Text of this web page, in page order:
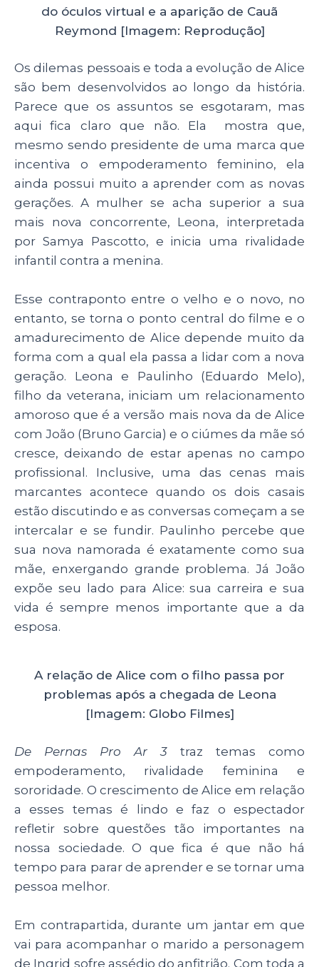
do óculos virtual e a aparição de Cauã
Reymond [Imagem: Reprodução]
Os dilemas pessoais e toda a evolução de Alice
são bem desenvolvidos ao longo da história.
Parece que os assuntos se esgotaram, mas
aqui fica claro que não. Ela mostra que,
mesmo sendo presidente de uma marca que
incentiva o empoderamento feminino, ela
ainda possui muito a aprender com as novas
gerações. A mulher se acha superior a sua
mais nova concorrente, Leona, interpretada
por Samya Pascotto, e inicia uma rivalidade
infantil contra a menina.
Esse contraponto entre o velho e o novo, no
entanto, se torna o ponto central do filme e o
amadurecimento de Alice depende muito da
forma com a qual ela passa a lidar com a nova
geração. Leona e Paulinho (Eduardo Melo),
filho da veterana, iniciam um relacionamento
amoroso que é a versão mais nova da de Alice
com João (Bruno Garcia) e o ciúmes da mãe só
cresce, deixando de estar apenas no campo
profissional. Inclusive, uma das cenas mais
marcantes acontece quando os dois casais
estão discutindo e as conversas começam a se
intercalar e se fundir. Paulinho percebe que
sua nova namorada é exatamente como sua
mãe, enxergando grande problema. Já João
expõe seu lado para Alice: sua carreira e sua
vida é sempre menos importante que a da
esposa.
A relação de Alice com o filho passa por
problemas após a chegada de Leona
[Imagem: Globo Filmes]
De Pernas Pro Ar 3 traz temas como
empoderamento, rivalidade feminina e
sororidade. O crescimento de Alice em relação
a esses temas é lindo e faz o espectador
refletir sobre questões tão importantes na
nossa sociedade. O que fica é que não há
tempo para parar de aprender e se tornar uma
pessoa melhor.
Em contrapartida, durante um jantar em que
vai para acompanhar o marido a personagem
de Ingrid sofre assédio do anfitrião. Com toda a